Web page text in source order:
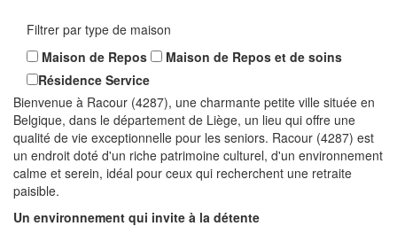
Filtrer par type de maison
Maison de Repos
Maison de Repos et de soins
Résidence Service
Bienvenue à Racour (4287), une charmante petite ville située en
Belgique, dans le département de Liège, un lieu qui offre une
qualité de vie exceptionnelle pour les seniors. Racour (4287) est
un endroit doté d'un riche patrimoine culturel, d'un environnement
calme et serein, idéal pour ceux qui recherchent une retraite
paisible.
Un environnement qui invite à la détente